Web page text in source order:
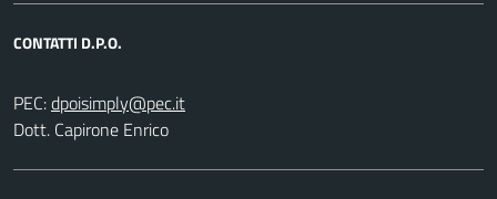
CONTATTI D.P.O.
PEC:
Dott. Capirone Enrico